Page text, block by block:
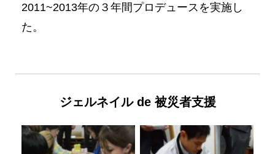
2011~2013年の３年間プロデュースを実施し
た。
ジェルネイル de 被災者支援